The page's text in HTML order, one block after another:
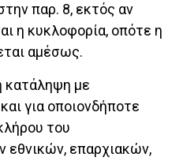
παρ. 8, εκτός αν
η κυκλοφορία, οπότε η
αμέσως.
κατάληψη με
για οποιονδήποτε
του
επαρχιακών,